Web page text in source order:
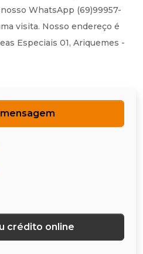
WhatsApp (69)99957-
visita. Nosso endereço é
Especiais 01, Ariquemes -
crédito online